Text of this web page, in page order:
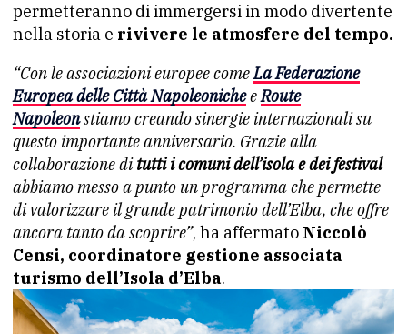
permetteranno di immergersi in modo divertente
nella storia e rivivere le atmosfere del tempo.
“Con le associazioni europee comeLa Federazione
Europea delle Città NapoleonicheeRoute
Napoleonstiamo creando sinergie internazionali su
questo importante anniversario. Grazie alla
collaborazione ditutti i comuni dell’isola e dei festival
abbiamo messo a punto un programma che permette
di valorizzare il grande patrimonio dell’Elba, che offre
ancora tanto da scoprire”, ha affermato Niccolò
Censi, coordinatore gestione associata
turismo dell’Isola d’Elba.